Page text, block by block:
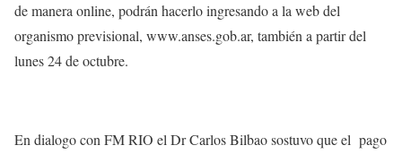
de manera online, podrán hacerlo ingresando a la web del
organismo previsional, www.anses.gob.ar, también a partir del
lunes 24 de octubre.
En dialogo con FM RIO el Dr Carlos Bilbao sostuvo que el pago